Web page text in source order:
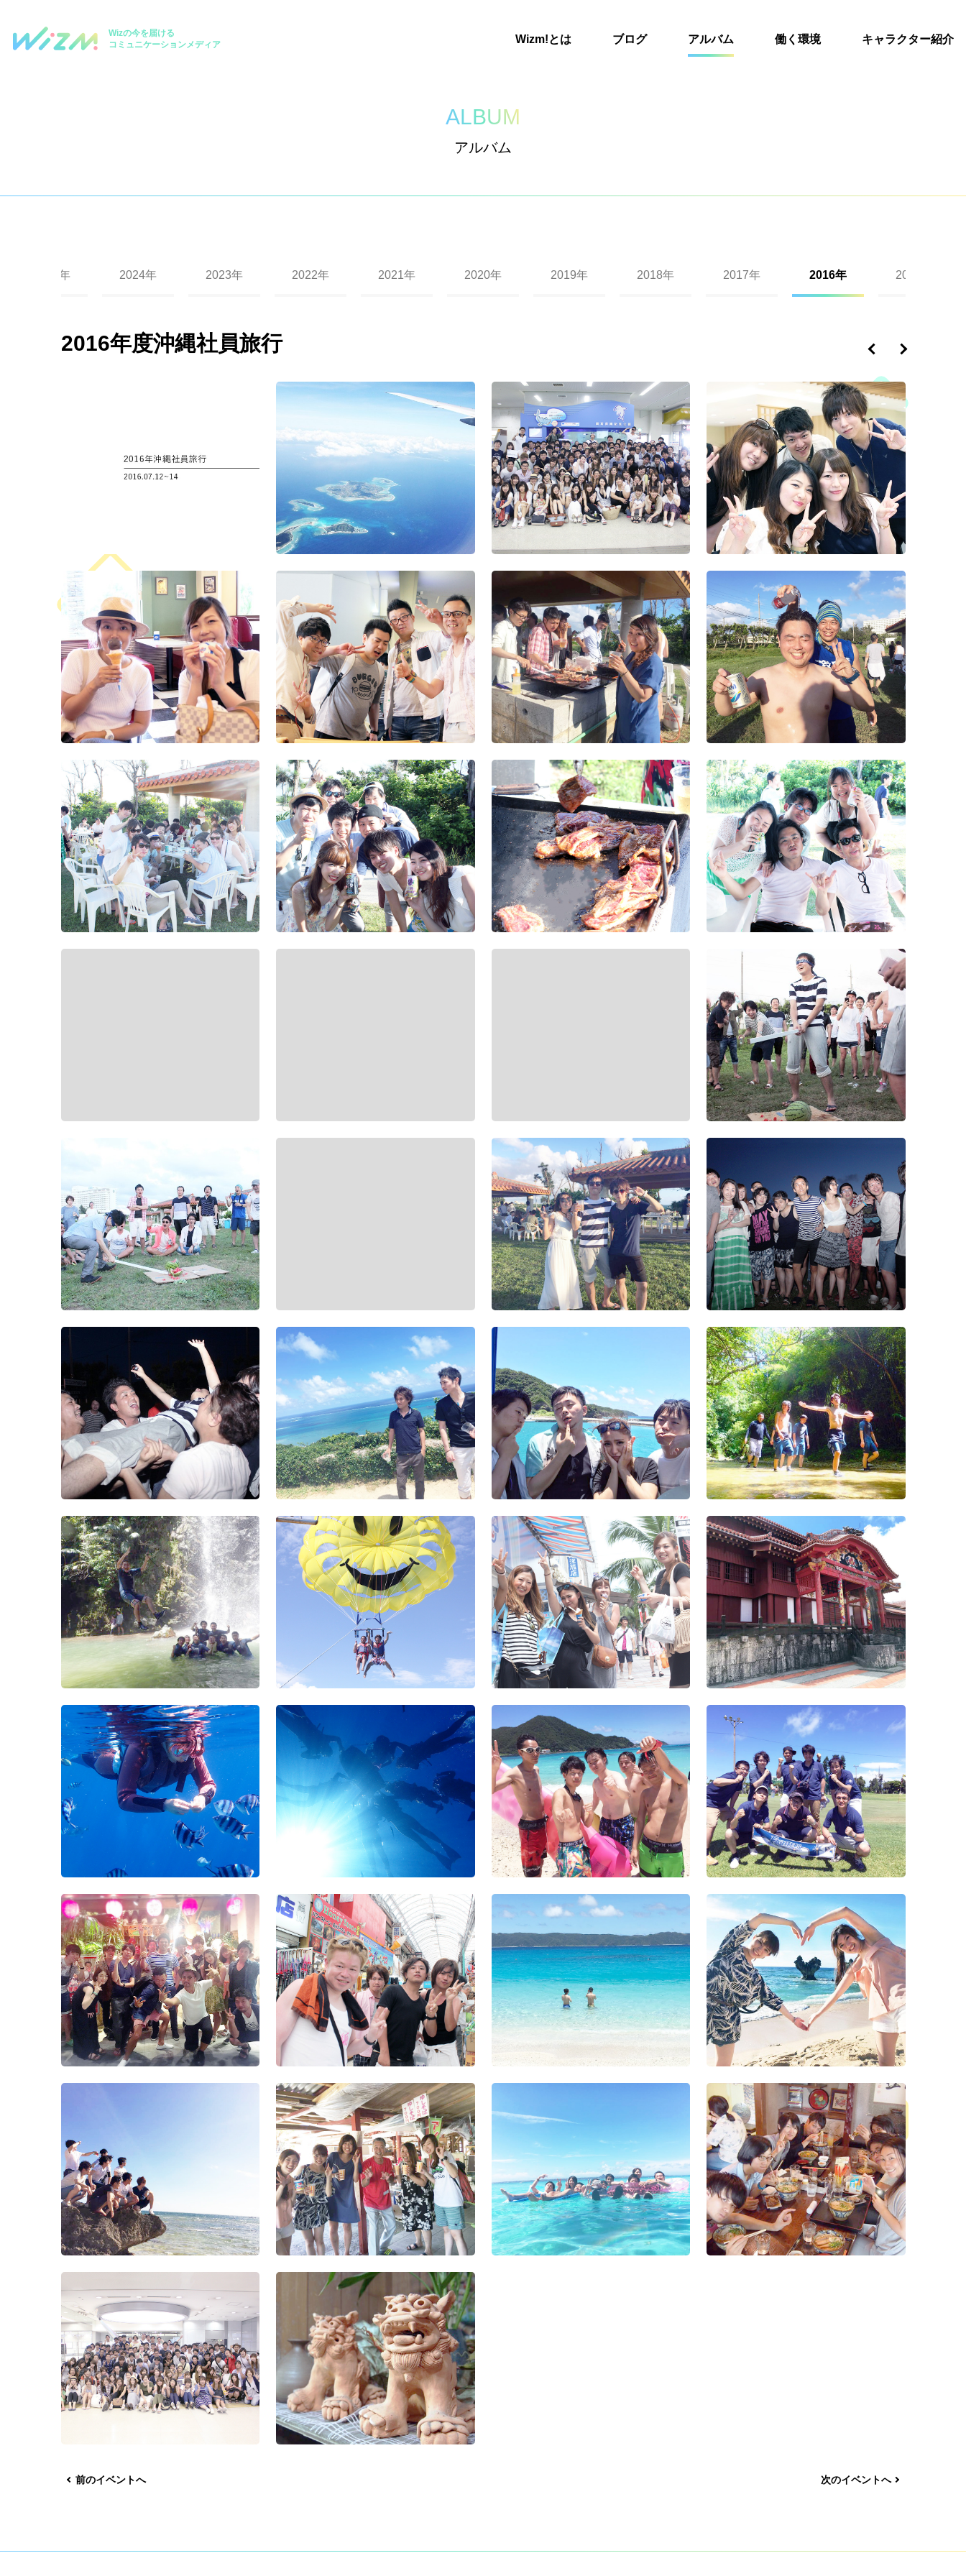
Wizの今を届ける
コミュニケーションメディア
Wizm!とは ブログ アルバム 働く環境 キャラクター紹介
ALBUM
アルバム
2025年 2024年
典
沖縄社員旅行
第六回 Wiz大阪支社
大運動会
2024年度 春の大運動
会（東京）
入社式
2023年
会（東京・福岡・札
幌）
第9回ハロウィンイベ
沖縄旅行
2023年度 春の大運動
会（東京・大阪）
第三回 パートナー運
入社式
2022年
運動会
沖縄社員旅行
2022年度 春の大運動
会
Wiz 創立10周年 記念
式典
2021年 2020年
表会及び2019年度上
半期表彰式
2019年
第5回ハロウィンイベ
ント
2020年度内定式兼経
営方針発表会＆懇親会
2019年度経営方針発
表会及び2018度下期
表彰式
2019年度沖縄社員旅
行
2019年度春の大運動
会
2019年度入社式＆懇
親会
2019年度経営方針発
表会及び表彰式
2018年
2018年度秋の運動会
2019年度内定式兼経
営方針発表会＆懇親会
2018年度経営方針発
表会及び表彰式
2018年度花火大会
2018年度沖縄社員旅
行
2018年度運動会
2018年度入社会
2018年度懇親会
2018年度上期経営方
針発表会及び表彰式
2017年
第3回Wizハロウィン
イベント
2018年度内定証書授
与式兼経営方針発表会
2017年度花火大会
2017年度下期経営方
針発表会及び表彰式
2017年度沖縄社員旅
2017年度大運動会
設立5周年記念式典
2017年度入社式兼経
営方針発表会
2016年度お疲れ様会
針発表会及び表彰式
2016年
2016年度花火大会
2016年度沖縄社員旅
行
2016年度下期経営方
針発表会及び表彰式
2016年度入社式兼経
営方針発表会
2015年お疲れ様会
2016経営方針発表会
及び表彰式
2015年
社
2015秋の社
海道2
札幌一周年
2015年秋の
第1回Wizハ
イベント
第2回Wiz大
（14）
第2回Wiz大
（13）
（12）
第2回Wiz大
（10）
第2回Wiz大
（7）
第2回Wiz大
（6）
第2回Wiz大
（5）
第2回Wiz大
（4）
第2回Wiz大
（9）
第2回Wiz大
第2回Wiz大
（1）
2016年度内
会
第2回Wiz大
（8）
神宮外苑花
2015年度社
グアム
2015年度経
表会（3）
2015年度経
表会（2）
2015年度経
表会（1）
第1回Wiz大
（4）
第1回Wiz大
第1回Wiz大
（1）
2015年度入
年度末お疲
針発表会
2016年度沖縄社員旅行
前のイベントへ 次のイベントへ